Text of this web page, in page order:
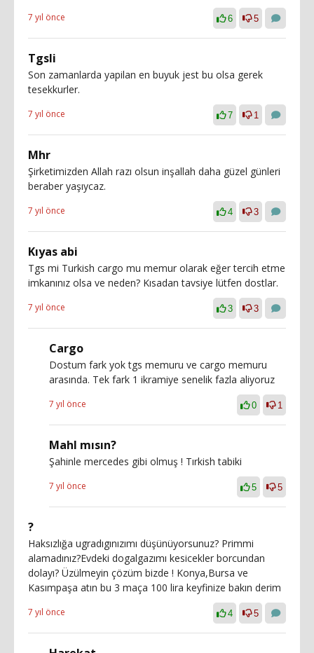
7 yıl önce 6 5
Tgsli
Son zamanlarda yapilan en buyuk jest bu olsa gerek
tesekkurler.
7 yıl önce 7 1
Mhr
Şirketimizden Allah razı olsun inşallah daha güzel günleri
beraber yaşıycaz.
7 yıl önce 4 3
Kıyas abi
Tgs mi Turkish cargo mu memur olarak eğer tercih etme
imkanınız olsa ve neden? Kısadan tavsiye lütfen dostlar.
7 yıl önce 3 3
Cargo
Dostum fark yok tgs memuru ve cargo memuru
arasında. Tek fark 1 ikramiye senelik fazla aliyoruz
7 yıl önce 0 1
Mahl mısın?
Şahinle mercedes gibi olmuş ! Tırkish tabiki
7 yıl önce 5 5
?
Haksızlığa ugradıgınızımı düşünüyorsunuz? Primmi
alamadınız?Evdeki dogalgazımı kesicekler borcundan
dolayı? Üzülmeyin çözüm bizde ! Konya,Bursa ve
Kasımpaşa atın bu 3 maça 100 lira keyfinize bakın derim
7 yıl önce 4 5